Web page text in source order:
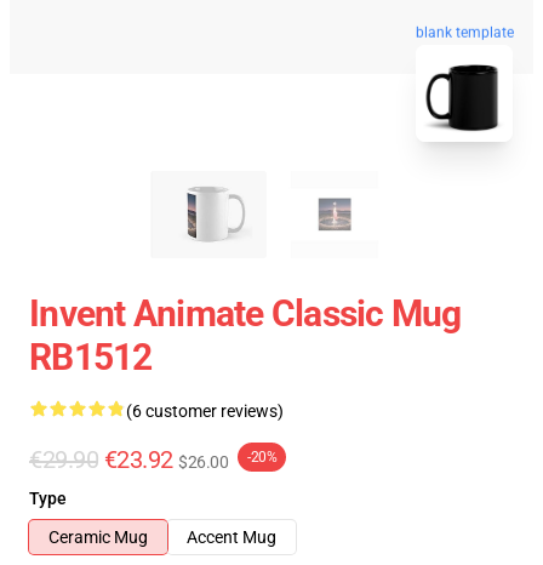
blank template
Invent Animate Classic Mug
RB1512
(6 customer reviews)
€29.90 €23.92 $26.00 -20%
Type
Ceramic Mug
Accent Mug